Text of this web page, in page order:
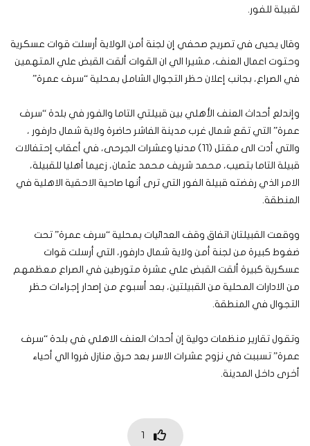
لقبيلة للفور.
وقال يحيى في تصريح صحفي إن لجنة أمن الولاية أرسلت قوات عسكرية
وحتوت اعمال العنف، مشيرا الي ان القوات ألقت القبض علي المتهمين
في الصراع، بجانب إعلان حظر التجوال الشامل بمحلية “سرف عمرة”
وإندلع أحداث العنف الأهلي بين قبيلتي التاما والفور في بلدة “سرف
عمرة” التي تقع شمال غرب مدينة الفاشر حاضرة ولاية شمال دارفور ،
والتي أدت الى مقتل (11) مدنيا وعشرات الجرحى، في أعقاب إحتفالات
قبيلة التاما بتصيب، محمد شريف محمد عثمان، زعيما أهليا للقبيلة،
الامر الذي رفضته قبيلة الفور التي ترى أنها صاحية الاحقية الاهلية في
المنطقة.
ووقعت القبيلتان اتفاق وقف العدائيات بمحلية “سرف عمرة” تحت
ضغوط كبيرة من لجنة أمن ولاية شمال دارفور، التي أرسلت قوات
عسكرية كبيرة ألقت القبض علي عشرة متورطين في الصراع معظمهم
من الادارات المحلية من القبيلتين، بعد أسبوع من إصدار إجراءات حظر
التجوال في المنطقة.
وتقول تقارير منظمات دولية إن أحداث العنف الاهلي في بلدة “سرف
عمرة” تسببت في نزوح عشرات الاسر بعد حرق منازل فروا الي أحياء
أخرى داخل المدينة.
1